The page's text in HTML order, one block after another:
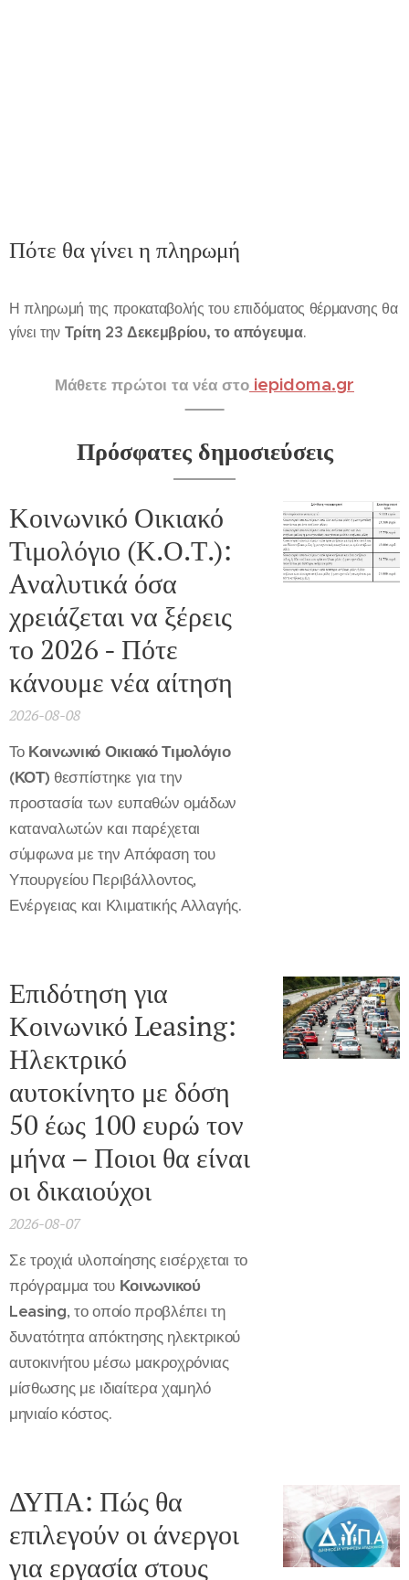
Πότε θα γίνει η πληρωμή
Η πληρωμή της προκαταβολής του επιδόματος θέρμανσης θα
γίνει την Τρίτη 23 Δεκεμβρίου, το απόγευμα.
Μάθετε πρώτοι τα νέα στο iepidoma.gr
Πρόσφατες δημοσιεύσεις
Κοινωνικό Οικιακό
Τιμολόγιο (Κ.Ο.Τ.):
Aναλυτικά όσα
χρειάζεται να ξέρεις
το 2026 - Πότε
κάνουμε νέα αίτηση
2026-08-08
Το Κοινωνικό Οικιακό Τιμολόγιο
(ΚΟΤ) θεσπίστηκε για την
προστασία των ευπαθών ομάδων
καταναλωτών και παρέχεται
σύμφωνα με την Απόφαση του
Υπουργείου Περιβάλλοντος,
Ενέργειας και Κλιματικής Αλλαγής.
Επιδότηση για
Κοινωνικό Leasing:
Ηλεκτρικό
αυτοκίνητο με δόση
50 έως 100 ευρώ τον
μήνα – Ποιοι θα είναι
οι δικαιούχοι
2026-08-07
Σε τροχιά υλοποίησης εισέρχεται το
πρόγραμμα του Κοινωνικού
Leasing, το οποίο προβλέπει τη
δυνατότητα απόκτησης ηλεκτρικού
αυτοκινήτου μέσω μακροχρόνιας
μίσθωσης με ιδιαίτερα χαμηλό
μηνιαίο κόστος.
ΔΥΠΑ: Πώς θα
επιλεγούν οι άνεργοι
για εργασία στους